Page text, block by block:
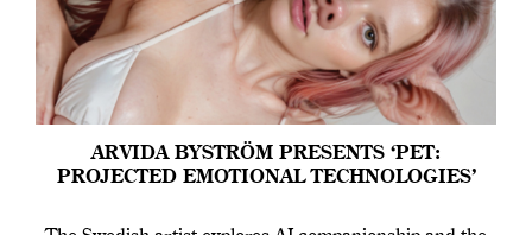
ARVIDA BYSTRÖM PRESENTS ‘PET:
PROJECTED EMOTIONAL TECHNOLOGIES’